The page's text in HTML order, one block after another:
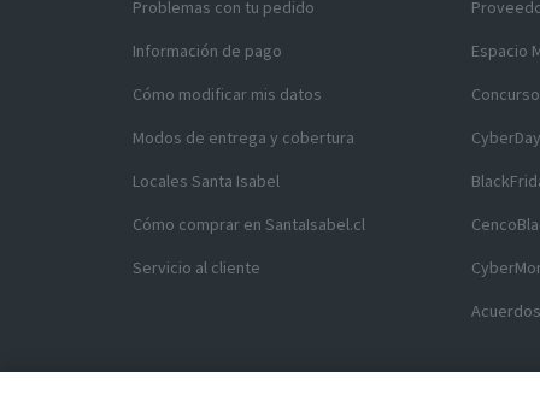
Problemas con tu pedido
Información de pago
Cómo modificar mis datos
Modos de entrega y cobertura
Locales Santa Isabel
Cómo comprar en SantaIsabel.cl
Servicio al cliente
Espacio
CyberDay